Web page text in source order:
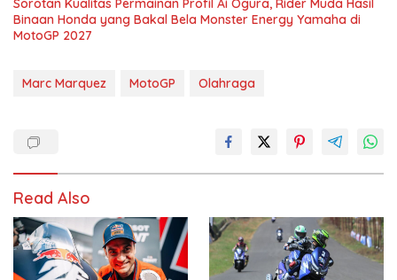
Sorotan Kualitas Permainan Profil Ai Ogura, Rider Muda Hasil
Binaan Honda yang Bakal Bela Monster Energy Yamaha di
MotoGP 2027
Marc Marquez MotoGP Olahraga
Read Also